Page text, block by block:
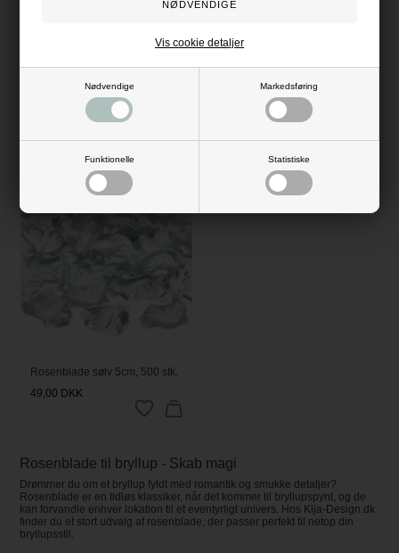
Nødvendige Markedsføring
Funktionelle Statistiske
Vis cookie detaljer
Rosenblade pink 5cm, 500 stk.
Rosenblade sølv 5cm, 100 stk.
Rosenblade sølv 5cm, 500 stk.
49,00 DKK
Rosenblade til bryllup - Skab magi
Drømmer du om et bryllup fyldt med romantik og smukke detaljer?
Rosenblade er en tidløs klassiker, når det kommer til bryllupspynt, og de
kan forvandle enhver lokation til et eventyrligt univers. Hos Kija-Design.dk
finder du et stort udvalg af rosenblade, der passer perfekt til netop din
bryllupsstil.